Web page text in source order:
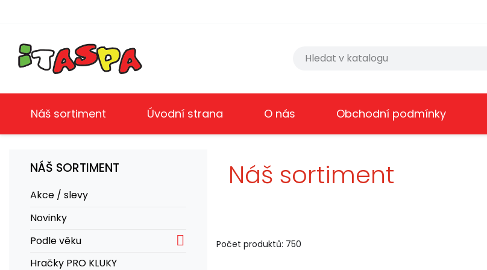
Náš sortiment Úvodní strana O nás Obchodní podmínky
NÁŠ SORTIMENT
Akce / slevy
Novinky
Podle věku

Hračky PRO KLUKY
Náš sortiment
Počet produktů: 750